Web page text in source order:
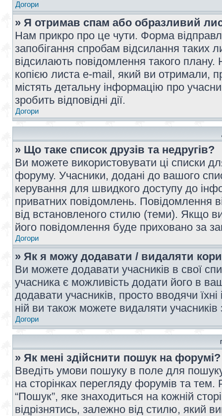
Догори
» Я отримав спам або образливий
Нам прикро про це чути. Форма
запобігання спробам відсилання таких
відсилають повідомлення такого
копією листа e-mail, який ви отримали,
містять детальну інформацію про
зробить відповідні дії.
Догори
» Що таке список друзів та недругів?
Ви можете використовувати ці списки
форуму. Учасники, додані до вашого
керування для швидкого доступу до
приватних повідомлень. Повідомлення
від встановленого стилю (теми). Якщо
його повідомлення буде приховано за
Догори
» Як я можу додавати / видаляти
Ви можете додавати учасників в свої
учасника є можливість додати його в
додавати учасників, просто вводячи
ній ви також можете видаляти учасників
Догори
» Як мені здійснити пошук на форумі?
Введіть умови пошуку в поле для
на сторінках перегляду форумів та
“Пошук”, яке знаходиться на кожній
відрізнятись, залежно від стилю, який